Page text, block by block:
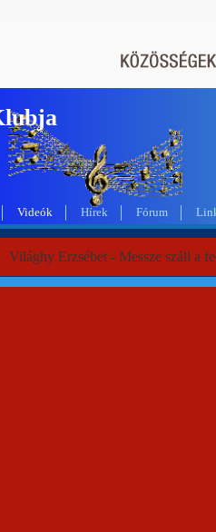
Videók Hírek Fórum
Világhy Erzsébet - Messze száll a